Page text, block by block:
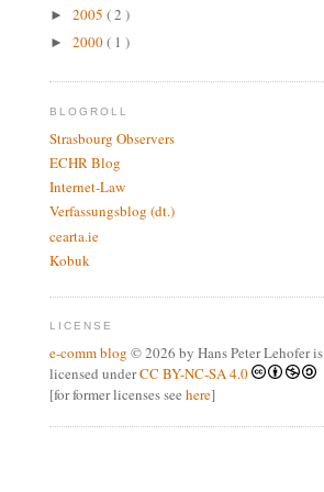
► 2005 ( 2 )
► 2000( 1 )
BLOGROLL
Strasbourg Observers
ECHR Blog
Internet-Law
Verfassungsblog (dt.)
cearta.ie
Kobuk
LICENSE
e-comm blog © 2026 by Hans Peter Lehofer is
licensed underCC BY-NC-SA 4.0
[for former licenses see here]